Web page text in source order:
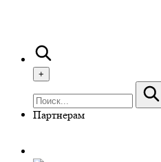
+
Партнерам